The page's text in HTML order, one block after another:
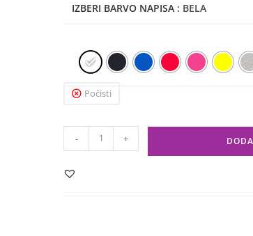
IZBERI BARVO NAPISA : BELA
Počisti
- +